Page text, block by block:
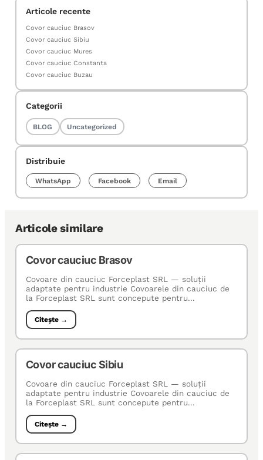
Articole recente
Covor cauciuc Brasov
Covor cauciuc Sibiu
Covor cauciuc Mures
Covor cauciuc Constanta
Covor cauciuc Buzau
Categorii
BLOG Uncategorized
Distribuie
WhatsApp Facebook Email
Articole similare
Covor cauciuc Brasov
Covoare din cauciuc Forceplast SRL — soluţii
adaptate pentru industrie Covoarele din cauciuc de
la Forceplast SRL sunt concepute pentru...
Citește →
Covor cauciuc Sibiu
Covoare din cauciuc Forceplast SRL — soluţii
adaptate pentru industrie Covoarele din cauciuc de
la Forceplast SRL sunt concepute pentru...
Citește →